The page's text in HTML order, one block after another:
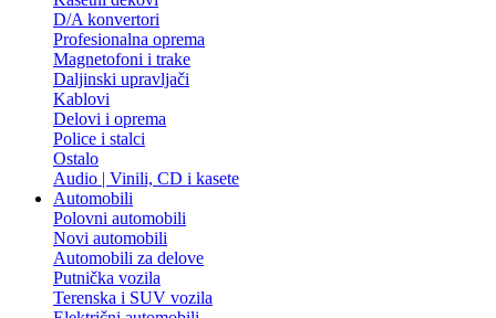
D/A konvertori
Profesionalna oprema
Magnetofoni i trake
Daljinski upravljači
Kablovi
Delovi i oprema
Police i stalci
Ostalo
Audio | Vinili, CD i kasete
Automobili
Polovni automobili
Novi automobili
Automobili za delove
Putnička vozila
Terenska i SUV vozila